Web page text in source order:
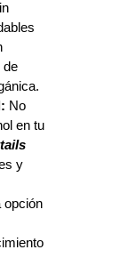
de
No
en tu
y
opción